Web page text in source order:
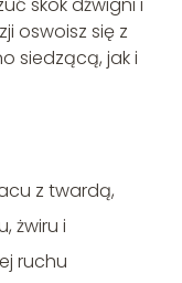
skok dźwigni i
oswoisz się z
siedzącą, jak i
z twardą,
żwiru i
ruchu